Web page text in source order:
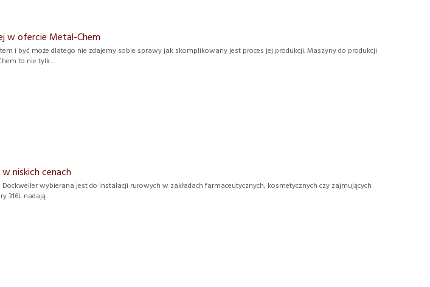
w ofercie Metal-Chem
i być może dlatego nie zdajemy sobie sprawy jak skomplikowany jest proces jej produkcji. Maszyny do produkcji
to nie tylk...
niskich cenach
wybierana jest do instalacji rurowych w zakładach farmaceutycznych, kosmetycznych czy zajmujących
316L nadają...